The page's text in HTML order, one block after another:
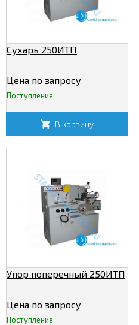
Сухарь 250ИТП
Цена по запросу
Поступление
В корзину
Упор поперечный 250ИТП
Цена по запросу
Поступление